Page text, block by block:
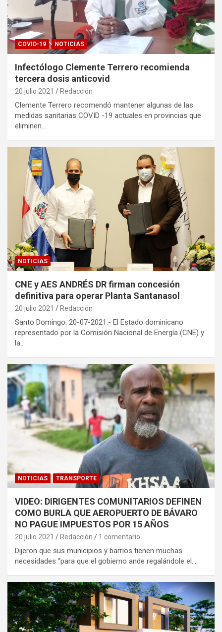
COVID-19 NOTICIAS
Infectólogo Clemente Terrero recomienda
tercera dosis anticovid
20 julio 2021 Redacción
Clemente Terrero recomendó mantener algunas de las
medidas sanitarias COVID -19 actuales en provincias que
eliminen…
NOTICIAS
CNE y AES ANDRÉS DR firman concesión
definitiva para operar Planta Santanasol
20 julio 2021 Redacción
Santo Domingo. 20-07-2021.- El Estado dominicano
representado por la Comisión Nacional de Energía (CNE) y
la…
NOTICIAS TRANSPORTE
VIDEO: DIRIGENTES COMUNITARIOS DEFINEN
COMO BURLA QUE AEROPUERTO DE BÁVARO
NO PAGUE IMPUESTOS POR 15 AÑOS
20 julio 2021 Redacción 1 comentario
Dijeron que sus municipios y barrios tienen muchas
necesidades “para que el gobierno ande regalándole el…